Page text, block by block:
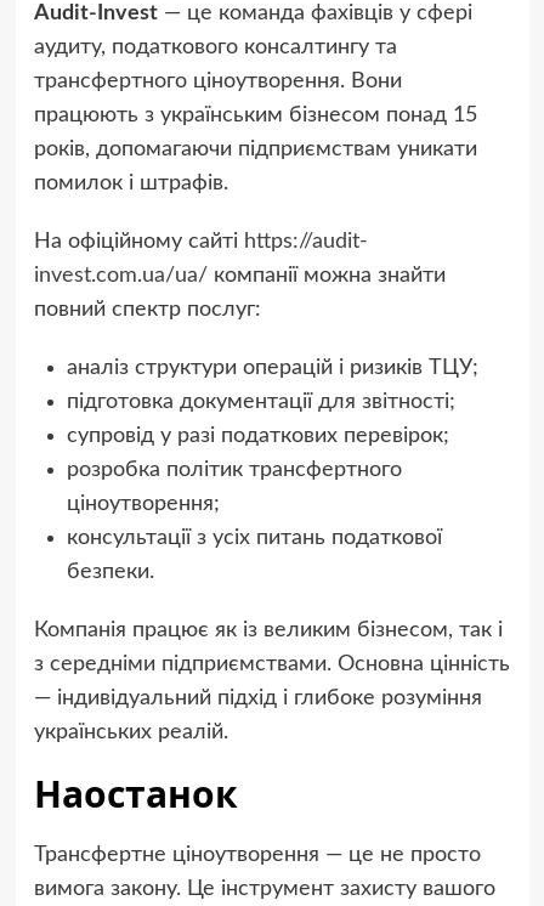
Audit-Invest— це команда фахівців у сфері
аудиту, податкового консалтингу та
трансфертного ціноутворення. Вони
працюють з українським бізнесом понад 15
років, допомагаючи підприємствам уникати
помилок і штрафів.
На офіційному сайті https://audit-
invest.com.ua/ua/ компанії можна знайти
повний спектр послуг:
аналіз структури операцій і ризиків ТЦУ;
підготовка документації для звітності;
супровід у разі податкових перевірок;
розробка політик трансфертного
ціноутворення;
консультації з усіх питань податкової
безпеки.
Компанія працює як із великим бізнесом, так і
з середніми підприємствами. Основна цінність
— індивідуальний підхід і глибоке розуміння
українських реалій.
Наостанок
Трансфертне ціноутворення — це не просто
вимога закону. Це інструмент захисту вашого